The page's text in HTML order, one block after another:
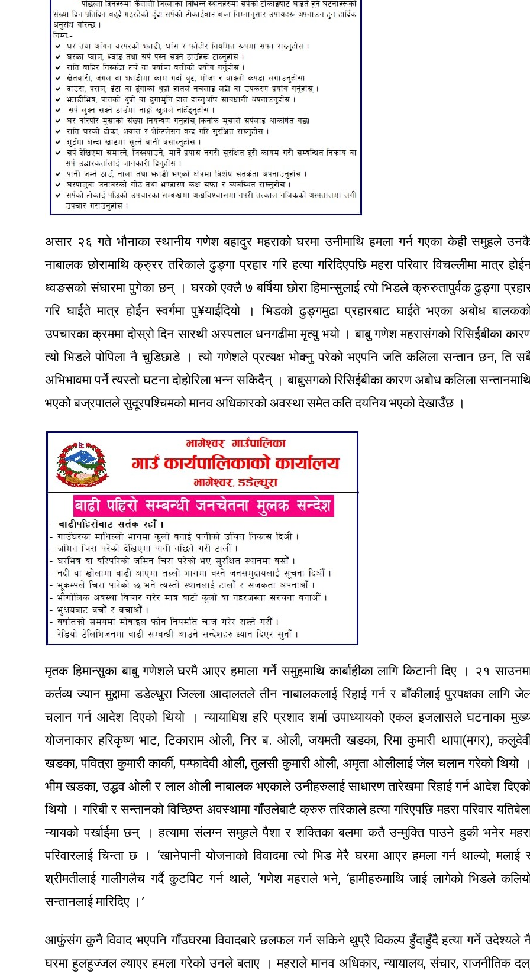
असार २६ गते भौनाका स्थानीय गणेश बहादुर महराको घरमा उनीमाथि हमला गर्न गएका केही समुहले
नाबालक छोरामाथि क्रु्रर तरिकाले ढुङ्गा प्रहार गरि हत्या गरिदिएपछि महरा परिवार विचल्लीमा मात्र
ध्वङसको संघारमा पुगेका छन् । घरको एक्लै ७ बर्षिया छोरा हिमान्सुलाई त्यो भिडले क्रुरुतापुर्वक ढुङ्गा
गरि घाईते मात्र होईन स्वर्गमा पु¥याईदियो । भिडको ढुङ्गमुढा प्रहारबाट घाईते भएका अबोध
उपचारका क्रममा दोस्रो दिन सारथी अस्पताल धनगढीमा मृत्यु भयो । बाबु गणेश महरासंगको रिसिईबीका
त्यो भिडले पोपिला नै चुडिछाडे । त्यो गणेशले प्रत्यक्ष भोक्नु परेको भएपनि जति कलिला सन्तान छन, ति
अभिभावमा पर्ने त्यस्तो घटना दोहोरिला भन्न सकिदैन् । बाबुसगको रिसिईबीका कारण अबोध कलिला
भएको बज्रपातले सुदूरपश्चिमको मानव अधिकारको अवस्था समेत कति दयनिय भएको देखाउँछ ।
मृतक हिमान्सुका बाबु गणेशले घरमै आएर हमाला गर्ने समुहमाथि कार्बाहीका लागि किटानी दिए । २१
कर्तव्य ज्यान मुद्दामा डडेल्धुरा जिल्ला आदालतले तीन नाबालकलाई रिहाई गर्न र बाँकीलाई पुरपक्षका लागि
चलान गर्न आदेश दिएको थियो । न्यायाधिश हरि प्रशाद शर्मा उपाध्यायको एकल इजलासले घटनाका
योजनाकार हरिकृष्ण भाट, टिकाराम ओली, निर ब. ओली, जयमती खडका, रिमा कुमारी थापा(मगर),
खडका, पवित्रा कुमारी कार्की, पम्फादेवी ओली, तुलसी कुमारी ओली, अमृता ओलीलाई जेल चलान गरेको थियो
भीम खडका, उद्धव ओली र लाल ओली नाबालक भएकाले उनीहरुलाई साधारण तारेखमा रिहाई गर्न आदेश
थियो । गरिबी र सन्तानको विच्छिप्त अवस्थामा गाँउलेबाटै क्रुरु तरिकाले हत्या गरिएपछि महरा परिवार
न्यायको पर्खाईमा छन् । हत्यामा संलग्न समुहले पैशा र शक्तिका बलमा कतै उन्मुक्ति पाउने हुकी भनेर
परिवारलाई चिन्ता छ । ‘खानेपानी योजनाको विवादमा त्यो भिड मेरै घरमा आएर हमला गर्न थाल्यो, मलाई
श्रीमतीलाई गालीगलैच गर्दै कुटपिट गर्न थाले, ‘गणेश महराले भने, ‘हामीहरुमाथि जाई लागेको भिडले
सन्तानलाई मारिदिए ।’
आफुंसंग कुनै विवाद भएपनि गाँउघरमा विवादबारे छलफल गर्न सकिने थुप्रै विकल्प हुँदाहुँदै हत्या गर्ने उदेश्यले
घरमा हुलहुज्जल ल्याएर हमला गरेको उनले बताए । महराले मानव अधिकार, न्यायालय, संचार, राजनीतिक